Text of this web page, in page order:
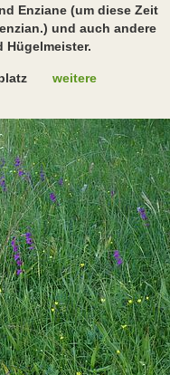
Enziane (um diese Zeit
und auch andere
Hügelmeister.
weitere